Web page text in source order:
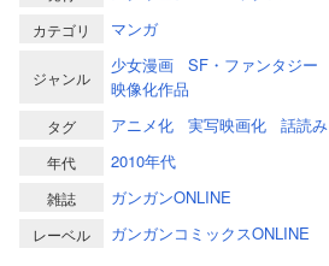
カテゴリ マンガ
ジャンル
少女漫画 SF・ファンタジー
映像化作品
タグ アニメ化 実写映画化 話読み
年代 2010年代
雑誌 ガンガンONLINE
レーベル
ガンガンコミックスONLINE